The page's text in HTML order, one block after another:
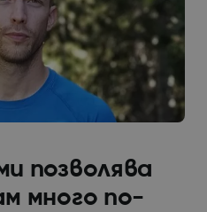
позволява
много по-